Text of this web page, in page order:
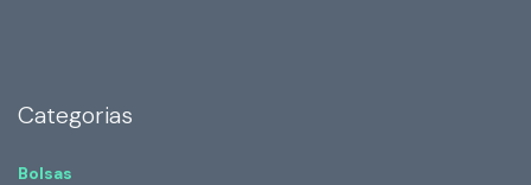
Categorias
Bolsas